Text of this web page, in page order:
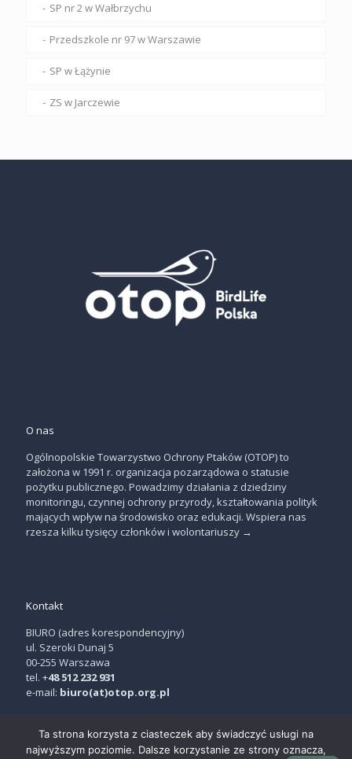
SP nr 2 w Wałbrzychu
Przedszkole nr 97 w Warszawie
SP w Łążynie
ZS w Jarczewie
O nas
Ogólnopolskie Towarzystwo Ochrony Ptaków (OTOP) to
założona w 1991 r. organizacja pozarządowa o statusie
pożytku publicznego. Powadzimy działania z dziedziny
monitoringu, czynnej ochrony przyrody, kształtowania polityk
mających wpływ na środowisko oraz edukacji. Wspiera nas
rzesza kilku tysięcy członków i wolontariuszy →
Kontakt
BIURO (adres korespondencyjny)
ul. Szeroki Dunaj 5
00-255 Warszawa
tel. +48 512 232 931
e-mail: biuro(at)otop.org.pl
Ta strona korzysta z ciasteczek aby świadczyć usługi na
najwyższym poziomie. Dalsze korzystanie ze strony oznacza,